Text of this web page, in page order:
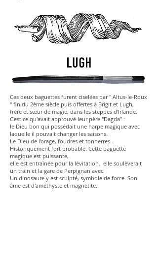
Ces deux baguettes furent ciselées par " Altus-le-Roux
" fin du 2ème siècle puis offertes à Brigit et Lugh,
frère et sœur de magie, dans les steppes d'Irlande.
C'est ce qu'avait approuvé leur père "Dagda" :
le Dieu bon qui possédait une harpe magique avec
laquelle il pouvait changer les saisons.
Le Dieu de l'orage, foudres et tonnerres.
Historiquement fort probable. Cette baguette
magique est puissante,
elle est entraînée pour la lévitation. elle soulèverait
un train et la gare de Perpignan avec.
Un dinosaure y est sculpté, symbole de force. Son
âme est d'améthyste et magnétite.